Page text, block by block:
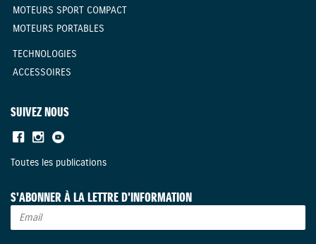
MOTEURS SPORT COMPACT
MOTEURS PORTABLES
TECHNOLOGIES
ACCESSOIRES
SUIVEZ NOUS
Toutes les publications
S'ABONNER À LA LETTRE D'INFORMATION